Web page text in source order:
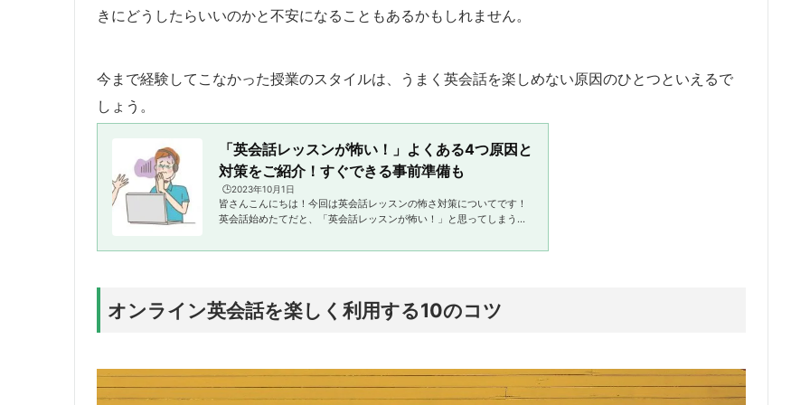
きにどうしたらいいのかと不安になることもあるかもしれません。
今まで経験してこなかった授業のスタイルは、うまく英会話を楽しめない原因のひとつといえるで
しょう。
「英会話レッスンが怖い！」よくある4つ原因と
対策をご紹介！すぐできる事前準備も
🕒️2023年10月1日
皆さんこんにちは！今回は英会話レッスンの怖さ対策についてです！
英会話始めたてだと、「英会話レッスンが怖い！」と思ってしまうの
対策をご紹介いたします！英会話レッスンが...
オンライン英会話を楽しく利用する10のコツ